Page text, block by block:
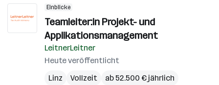
Einblicke
Teamleiter:in Projekt- und
Applikationsmanagement
LeitnerLeitner
Heute veröffentlicht
Linz
Vollzeit ab 52.500 € jährlich